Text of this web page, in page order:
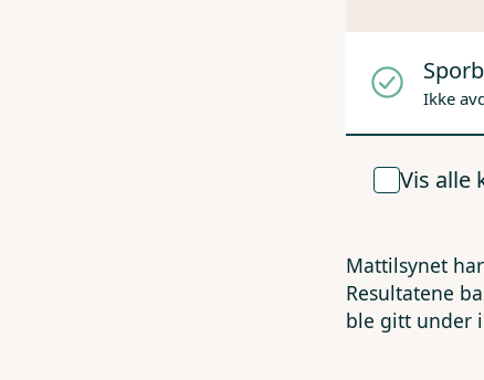
Ikke
Vis alle
Mattilsynet
Resultatene
ble gitt under